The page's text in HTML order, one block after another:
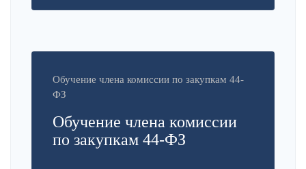
Обучение члена комиссии по закупкам 44-
ФЗ
Обучение члена комиссии
по закупкам 44-ФЗ